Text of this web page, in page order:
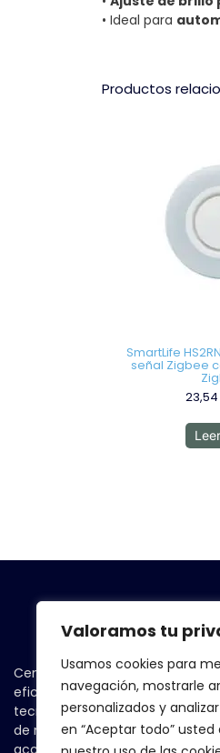
Valoramos tu
Usamos cookies para
navegación, mostrarle
personalizados y
en “Aceptar todo”
• Ideal para
Productos
SmartLife
señal Zigbee
Centrándonos en la seguridad y
eficiencia, seleccionamos las
tecnologías más avanzadas y,
de nuestra red de partners, las